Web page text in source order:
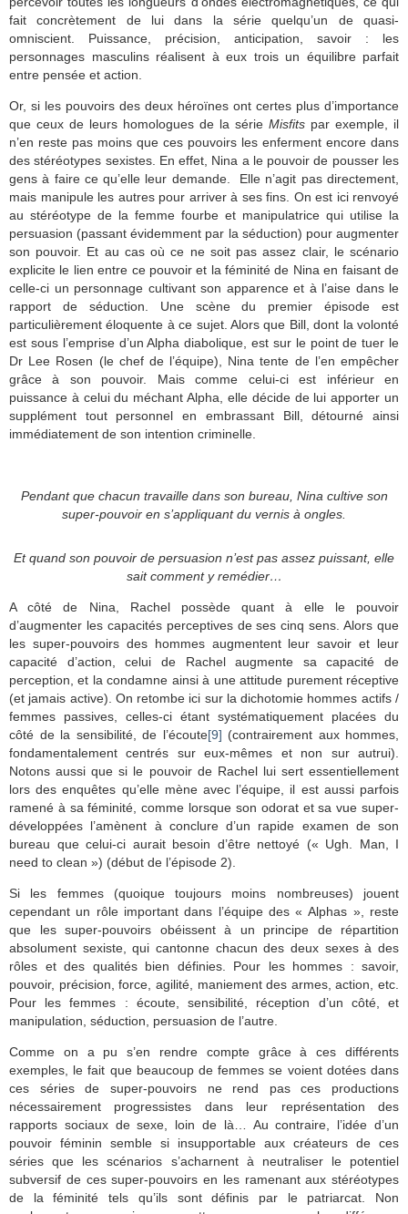
fait concrètement de lui dans la série quelqu’un de quasi-
omniscient. Puissance, précision, anticipation, savoir : les
personnages masculins réalisent à eux trois un équilibre parfait
entre pensée et action.
Or, si les pouvoirs des deux héroïnes ont certes plus d’importance
que ceux de leurs homologues de la série Misfits par exemple, il
n’en reste pas moins que ces pouvoirs les enferment encore dans
des stéréotypes sexistes. En effet, Nina a le pouvoir de pousser les
gens à faire ce qu’elle leur demande. Elle n’agit pas directement,
mais manipule les autres pour arriver à ses fins. On est ici renvoyé
au stéréotype de la femme fourbe et manipulatrice qui utilise la
persuasion (passant évidemment par la séduction) pour augmenter
son pouvoir. Et au cas où ce ne soit pas assez clair, le scénario
explicite le lien entre ce pouvoir et la féminité de Nina en faisant de
celle-ci un personnage cultivant son apparence et à l’aise dans le
rapport de séduction. Une scène du premier épisode est
particulièrement éloquente à ce sujet. Alors que Bill, dont la volonté
est sous l’emprise d’un Alpha diabolique, est sur le point de tuer le
Dr Lee Rosen (le chef de l’équipe), Nina tente de l’en empêcher
grâce à son pouvoir. Mais comme celui-ci est inférieur en
puissance à celui du méchant Alpha, elle décide de lui apporter un
supplément tout personnel en embrassant Bill, détourné ainsi
immédiatement de son intention criminelle.
Pendant que chacun travaille dans son bureau, Nina cultive son
super-pouvoir en s’appliquant du vernis à ongles.
Et quand son pouvoir de persuasion n’est pas assez puissant, elle
sait comment y remédier…
A côté de Nina, Rachel possède quant à elle le pouvoir
d’augmenter les capacités perceptives de ses cinq sens. Alors que
les super-pouvoirs des hommes augmentent leur savoir et leur
capacité d’action, celui de Rachel augmente sa capacité de
perception, et la condamne ainsi à une attitude purement réceptive
(et jamais active). On retombe ici sur la dichotomie hommes actifs /
femmes passives, celles-ci étant systématiquement placées du
côté de la sensibilité, de l’écoute[9] (contrairement aux hommes,
fondamentalement centrés sur eux-mêmes et non sur autrui).
Notons aussi que si le pouvoir de Rachel lui sert essentiellement
lors des enquêtes qu’elle mène avec l’équipe, il est aussi parfois
ramené à sa féminité, comme lorsque son odorat et sa vue super-
développées l’amènent à conclure d’un rapide examen de son
bureau que celui-ci aurait besoin d’être nettoyé (« Ugh. Man, I
need to clean ») (début de l’épisode 2).
Si les femmes (quoique toujours moins nombreuses) jouent
cependant un rôle important dans l’équipe des « Alphas », reste
que les super-pouvoirs obéissent à un principe de répartition
absolument sexiste, qui cantonne chacun des deux sexes à des
rôles et des qualités bien définies. Pour les hommes : savoir,
pouvoir, précision, force, agilité, maniement des armes, action, etc.
Pour les femmes : écoute, sensibilité, réception d’un côté, et
manipulation, séduction, persuasion de l’autre.
Comme on a pu s’en rendre compte grâce à ces différents
exemples, le fait que beaucoup de femmes se voient dotées dans
ces séries de super-pouvoirs ne rend pas ces productions
nécessairement progressistes dans leur représentation des
rapports sociaux de sexe, loin de là… Au contraire, l’idée d’un
pouvoir féminin semble si insupportable aux créateurs de ces
séries que les scénarios s’acharnent à neutraliser le potentiel
subversif de ces super-pouvoirs en les ramenant aux stéréotypes
de la féminité tels qu’ils sont définis par le patriarcat. Non